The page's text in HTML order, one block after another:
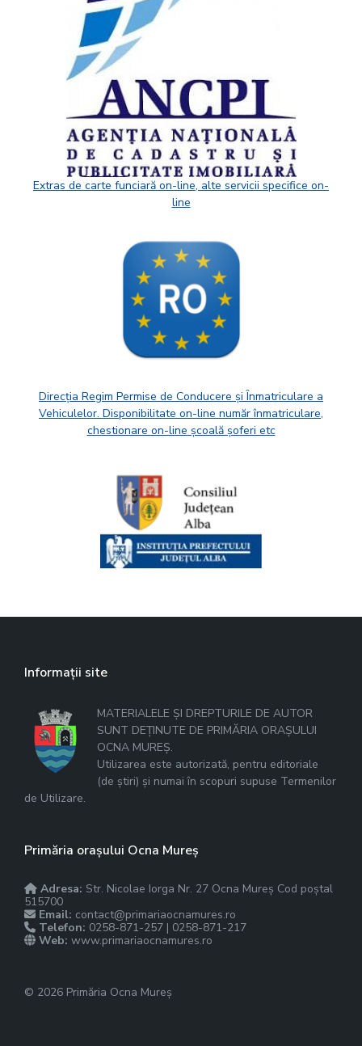
Extras de carte funciară on-line, alte servicii specifice on-
line
Direcția Regim Permise de Conducere și Înmatriculare a
Vehiculelor. Disponibilitate on-line număr înmatriculare,
chestionare on-line școală șoferi etc
Informații site
MATERIALELE ȘI DREPTURILE DE AUTOR
SUNT DEȚINUTE DE PRIMĂRIA ORAȘULUI
OCNA MUREȘ.
Utilizarea este autorizată, pentru editoriale
(de știri) și numai în scopuri supuse Termenilor
de Utilizare.
Primăria orașului Ocna Mureș
Adresa: Str. Nicolae Iorga Nr. 27 Ocna Mureș Cod poștal
515700
Email: contact@primariaocnamures.ro
Telefon: 0258-871-257 | 0258-871-217
Web: www.primariaocnamures.ro
© 2026 Primăria Ocna Mureș